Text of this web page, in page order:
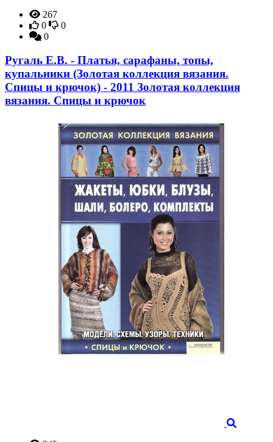
267
0
0
0
Ругаль Е.В. - Платья, сарафаны, топы,
купальники (Золотая коллекция вязания.
Спицы и крючок) - 2011 Золотая коллекция
вязания. Спицы и крючок